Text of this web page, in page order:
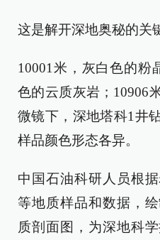
这是解开深地奥秘的关
10001米，灰白色的粉
色的云质灰岩；
微镜下，深地塔科1井
样品颜色形态各异。
中国石油科研人员根
等地质样品和数据，
质剖面图，为深地科